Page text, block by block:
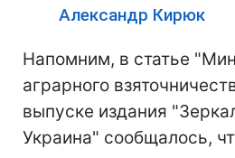
Александр Кирюк
Напомним, в статье
аграрного
выпуске издания
Украина" сообщалось,